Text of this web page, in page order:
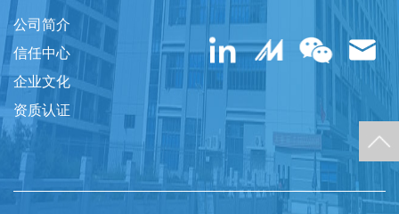
公司简介
信任中心
企业文化
资质认证